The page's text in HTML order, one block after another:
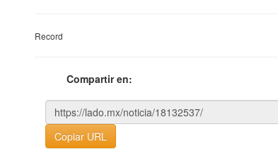
Record
Compartir en:
Copiar URL